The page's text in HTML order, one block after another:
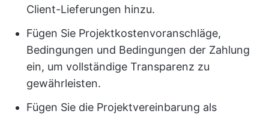
Client-Lieferungen hinzu.
Fügen Sie Projektkostenvoranschläge,
Bedingungen und Bedingungen der Zahlung
ein, um vollständige Transparenz zu
gewährleisten.
Fügen Sie die Projektvereinbarung als